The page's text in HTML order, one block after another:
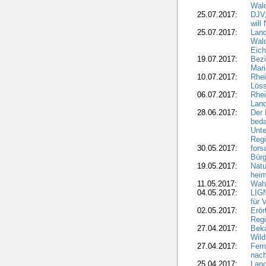
25.07.2017:
will
25.07.2017:
19.07.2017:
10.07.2017:
06.07.2017:
28.06.2017:
Der
30.05.2017:
19.05.2017:
11.05.2017:
04.05.2017:
für
02.05.2017:
27.04.2017:
27.04.2017:
25.04.2017: